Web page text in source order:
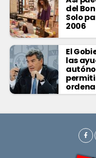
del
Solo
2006
El
las